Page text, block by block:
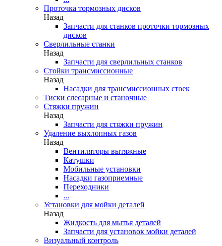
Проточка тормозных дисков
Назад
Запчасти для станков проточки тормозных
дисков
Сверлильные станки
Назад
Запчасти для сверлильных станков
Стойки трансмиссионные
Назад
Насадки для трансмиссионных стоек
Тиски слесарные и станочные
Стяжки пружин
Назад
Запчасти для стяжки пружин
Удаление выхлопных газов
Назад
Вентиляторы вытяжные
Катушки
Мобильные установки
Насадки газоприемные
Переходники
...
Установки для мойки деталей
Назад
Жидкость для мытья деталей
Запчасти для установок мойки деталей
Визуальный контроль